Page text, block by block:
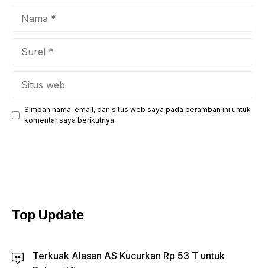
Simpan nama, email, dan situs web saya pada peramban ini untuk
komentar saya berikutnya.
Top Update
Terkuak Alasan AS Kucurkan Rp 53 T untuk